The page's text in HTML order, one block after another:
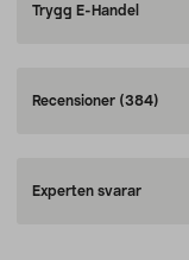
Trygg E-Handel
Recensioner (384)
Experten svarar